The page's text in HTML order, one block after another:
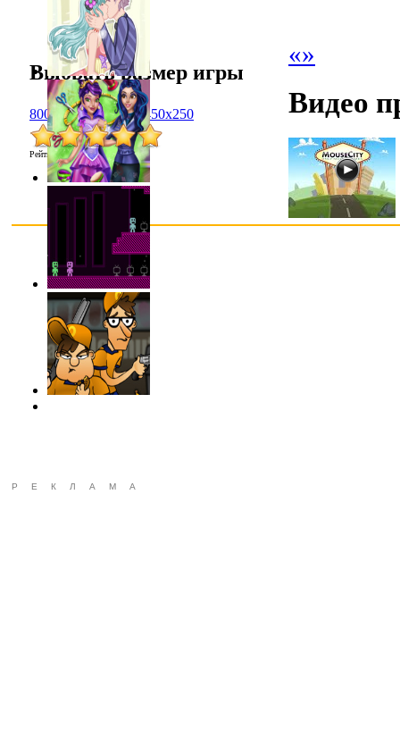
«»
Выбрать размер игры
800x600 1024x768 450x250
Рейтинг :5.0/1
Видео
РЕКЛАМА